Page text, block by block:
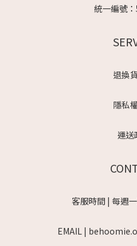
統一編號
退換
隱私
運送
客服時間 | 每週
EMAIL |